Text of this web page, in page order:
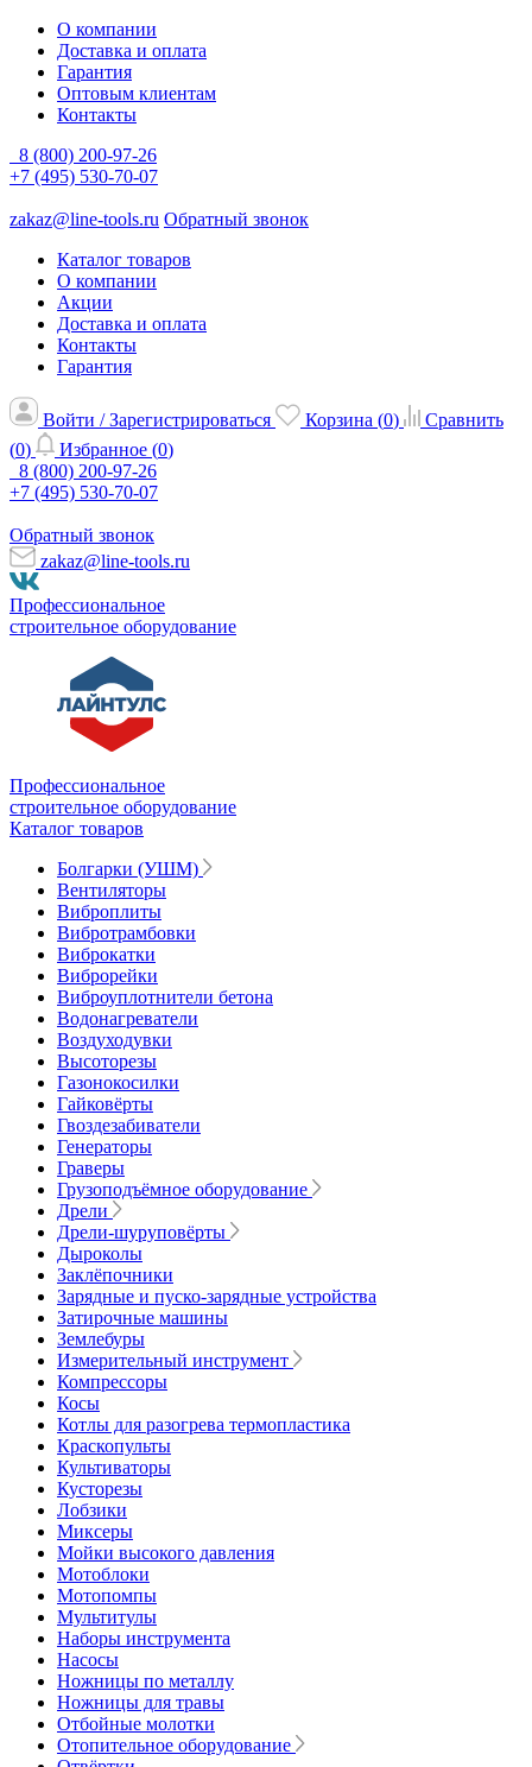
О компании
Доставка и оплата
Гарантия
Оптовым клиентам
Контакты
8 (800) 200-97-26
+7 (495) 530-70-07
zakaz@line-tools.ru Обратный звонок
Каталог товаров
О компании
Акции
Доставка и оплата
Контакты
Гарантия
Войти / Зарегистрироваться Корзина (0)
Сравнить
(0) Избранное (0)
8 (800) 200-97-26
+7 (495) 530-70-07
Обратный звонок
zakaz@line-tools.ru
Профессиональное
строительное оборудование
Профессиональное
строительное оборудование
Каталог товаров
Болгарки (УШМ)
Вентиляторы
Виброплиты
Вибротрамбовки
Виброкатки
Виброрейки
Виброуплотнители бетона
Водонагреватели
Воздуходувки
Высоторезы
Газонокосилки
Гайковёрты
Гвоздезабиватели
Генераторы
Граверы
Грузоподъёмное оборудование
Дрели
Дрели-шуруповёрты
Дыроколы
Заклёпочники
Зарядные и пуско-зарядные устройства
Затирочные машины
Землебуры
Измерительный инструмент
Компрессоры
Косы
Котлы для разогрева термопластика
Краскопульты
Культиваторы
Кусторезы
Лобзики
Миксеры
Мойки высокого давления
Мотоблоки
Мотопомпы
Мультитулы
Наборы инструмента
Насосы
Ножницы по металлу
Ножницы для травы
Отбойные молотки
Отопительное оборудование